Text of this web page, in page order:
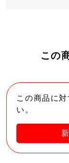
この
この商品に
い。